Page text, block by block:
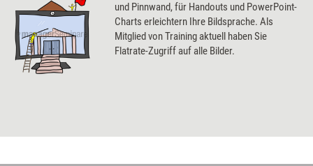
und Pinnwand, für Handouts und PowerPoint-
Charts erleichtern Ihre Bildsprache. Als
Mitglied von Training aktuell haben Sie
Flatrate-Zugriff auf alle Bilder.